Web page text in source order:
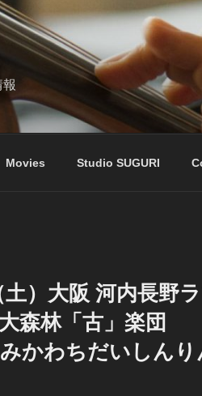
Movies Studio SUGURI
土）大阪 河内長野
森林「古」楽団
みかわちだいしん